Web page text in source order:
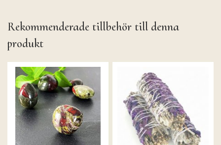
Rekommenderade tillbehör till denna
produkt